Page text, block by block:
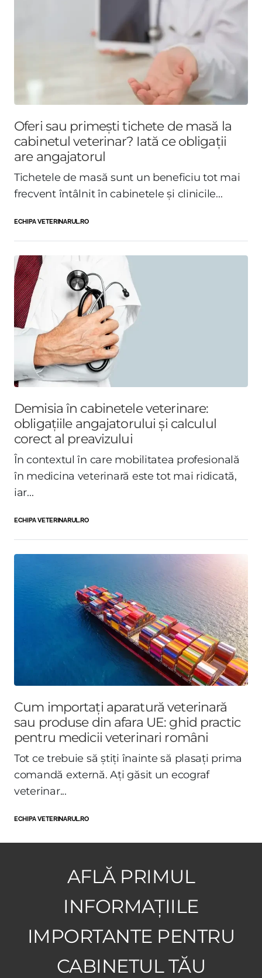
Oferi sau primești tichete de masă la
cabinetul veterinar? Iată ce obligații
are angajatorul
Tichetele de masă sunt un beneficiu tot mai
frecvent întâlnit în cabinetele și clinicile...
ECHIPA VETERINARUL.RO
Demisia în cabinetele veterinare:
obligațiile angajatorului și calculul
corect al preavizului
În contextul în care mobilitatea profesională
în medicina veterinară este tot mai ridicată,
iar...
ECHIPA VETERINARUL.RO
Cum importați aparatură veterinară
sau produse din afara UE: ghid practic
pentru medicii veterinari români
Tot ce trebuie să știți înainte să plasați prima
comandă externă. Ați găsit un ecograf
veterinar...
ECHIPA VETERINARUL.RO
AFLĂ PRIMUL
INFORMAȚIILE
IMPORTANTE PENTRU
CABINETUL TĂU